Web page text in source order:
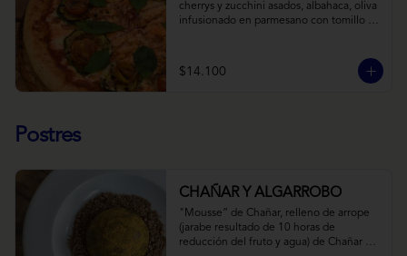
cherrys y zucchini asados, albahaca, oliva
infusionado en parmesano con tomillo y
$14.100
Postres
CHAÑAR Y ALGARROBO
"Mousse” de Chañar, relleno de arrope
(jarabe resultado de 10 horas de
reducción del fruto y agua) de Chañar